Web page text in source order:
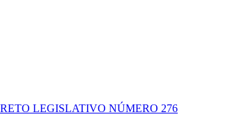
LEGISLATIVO NÚMERO 276